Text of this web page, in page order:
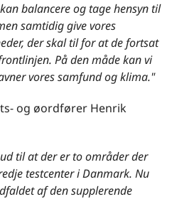
balancere og tage hensyn til
samtidig give vores
der skal til for at de fortsat
På den måde kan vi
vores samfund og klima."
og øordfører Henrik
til at der er to områder der
testcenter i Danmark. Nu
af den supplerende